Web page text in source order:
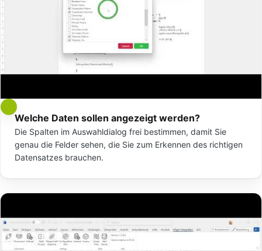
Welche Daten sollen angezeigt werden?
Die Spalten im Auswahldialog frei bestimmen, damit Sie
genau die Felder sehen, die Sie zum Erkennen des richtigen
Datensatzes brauchen.